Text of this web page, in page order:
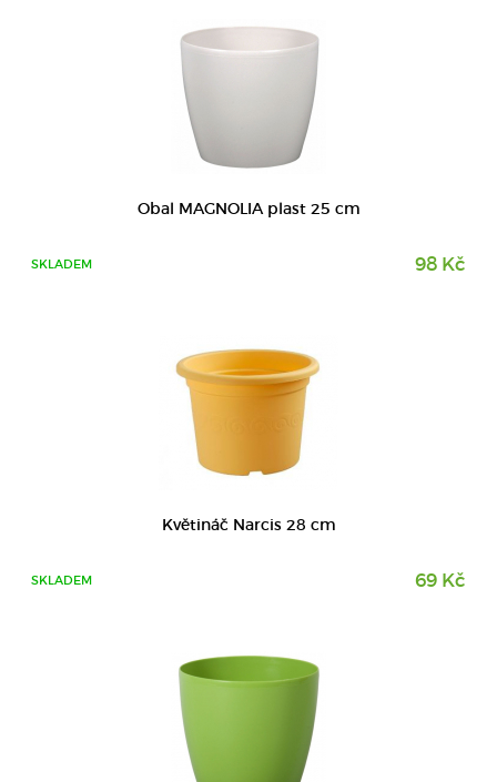
Obal MAGNOLIA plast 25 cm
SKLADEM 98 Kč
Květináč Narcis 28 cm
SKLADEM 69 Kč